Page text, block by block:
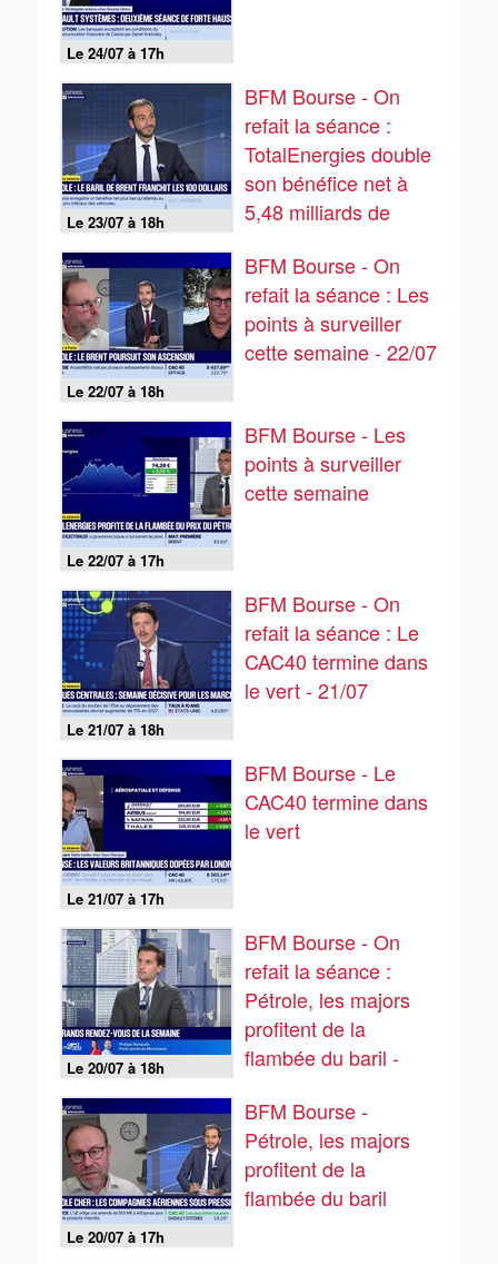
Le 24/07 à 17h
Le 23/07 à 18h
BFM Bourse - On
refait la séance :
TotalEnergies double
son bénéfice net à
5,48 milliards de
Le 22/07 à 18h
BFM Bourse - On
refait la séance : Les
points à surveiller
cette semaine - 22/07
Le 22/07 à 17h
BFM Bourse - Les
points à surveiller
cette semaine
Le 21/07 à 18h
BFM Bourse - On
refait la séance : Le
CAC40 termine dans
le vert - 21/07
Le 21/07 à 17h
BFM Bourse - Le
CAC40 termine dans
le vert
Le 20/07 à 18h
BFM Bourse - On
refait la séance :
Pétrole, les majors
profitent de la
flambée du baril -
Le 20/07 à 17h
BFM Bourse -
Pétrole, les majors
profitent de la
flambée du baril